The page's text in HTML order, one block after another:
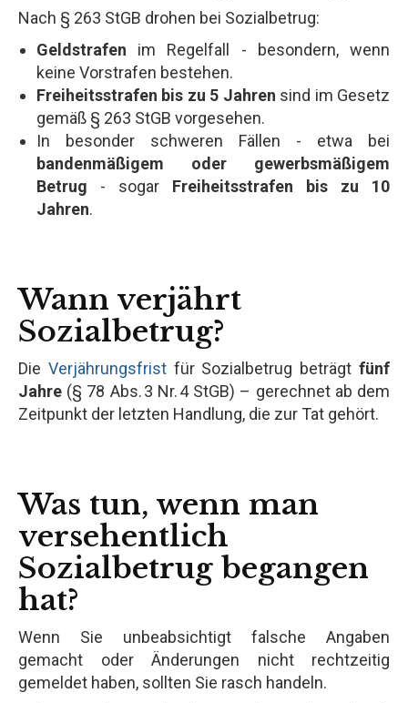
Nach § 263 StGB drohen bei Sozialbetrug:
Geldstrafen im Regelfall - besondern, wenn
keine Vorstrafen bestehen.
Freiheitsstrafen bis zu 5 Jahren sind im Gesetz
gemäß § 263 StGB vorgesehen.
In besonder schweren Fällen - etwa bei
bandenmäßigem oder gewerbsmäßigem
Betrug - sogar Freiheitsstrafen bis zu 10
Jahren.
Wann verjährt
Sozialbetrug?
Die Verjährungsfristfür Sozialbetrug beträgt fünf
Jahre (§ 78 Abs. 3 Nr. 4 StGB) – gerechnet ab dem
Zeitpunkt der letzten Handlung, die zur Tat gehört.
Was tun, wenn man
versehentlich
Sozialbetrug begangen
hat?
Wenn Sie unbeabsichtigt falsche Angaben
gemacht oder Änderungen nicht rechtzeitig
gemeldet haben, sollten Sie rasch handeln.